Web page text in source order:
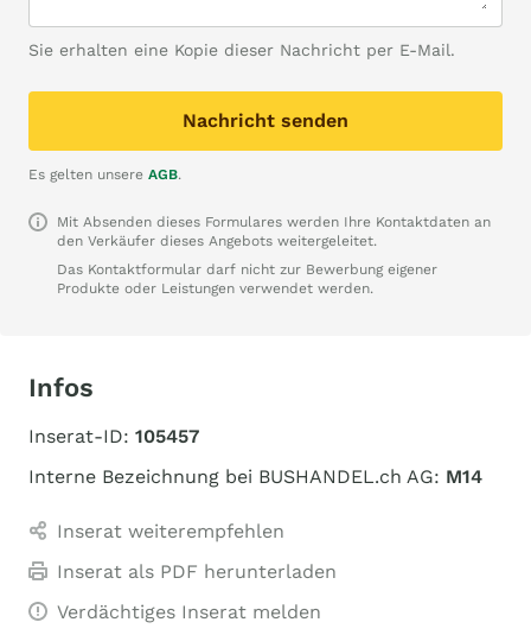
Sie erhalten eine Kopie dieser Nachricht per E-Mail.
Nachricht senden
Es gelten unsere AGB.
Mit Absenden dieses Formulares werden Ihre Kontaktdaten an
den Verkäufer dieses Angebots weitergeleitet.
Das Kontaktformular darf nicht zur Bewerbung eigener
Produkte oder Leistungen verwendet werden.
Infos
Inserat-ID: 105457
Interne Bezeichnung bei BUSHANDEL.ch AG: M14
Inserat weiterempfehlen
Inserat als PDF herunterladen
Verdächtiges Inserat melden